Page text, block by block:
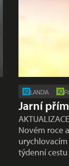
LANDIA
Jarní
Novém roce
týdenní